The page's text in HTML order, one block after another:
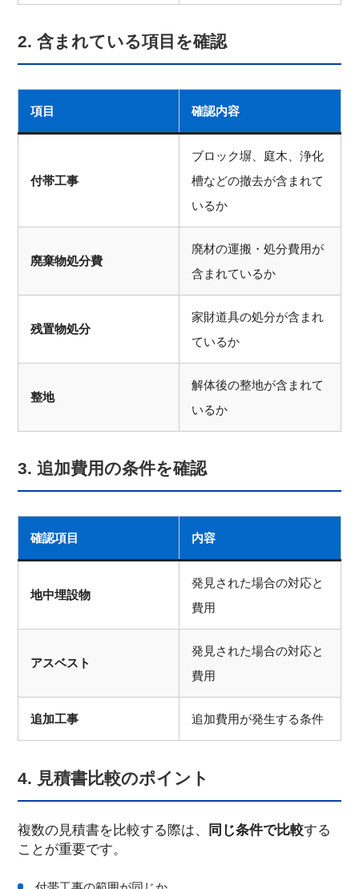
2. 含まれている項目を確認
項目 確認内容
付帯工事
ブロック塀、庭木、浄化
槽などの撤去が含まれて
いるか
廃棄物処分費
廃材の運搬・処分費用が
含まれているか
残置物処分
家財道具の処分が含まれ
ているか
整地
解体後の整地が含まれて
いるか
3. 追加費用の条件を確認
確認項目 内容
地中埋設物
発見された場合の対応と
費用
アスベスト
発見された場合の対応と
費用
追加工事 追加費用が発生する条件
4. 見積書比較のポイント
複数の見積書を比較する際は、 同じ条件で比較する
ことが重要です。